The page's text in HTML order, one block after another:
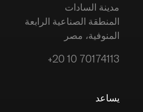
مدينة السادات
المنطقة الصناعية الرابعة
المنوفية، مصر
+20 10 70174113
يساعد